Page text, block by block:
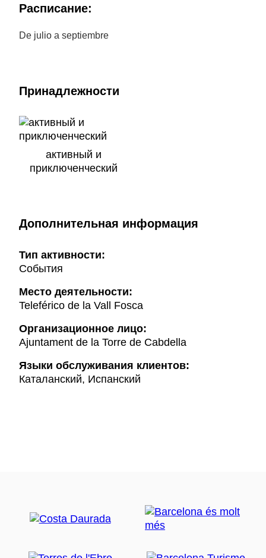
Расписание:
De julio a septiembre
Принадлежности
активный и
приключенческий
Дополнительная информация
Тип активности:
События
Mесто деятельности:
Teleférico de la Vall Fosca
Организационное лицо:
Ajuntament de la Torre de Cabdella
Языки обслуживания клиентов:
Каталанский, Испанский